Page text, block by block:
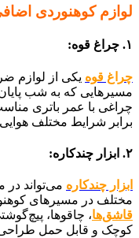
لوازم کوهنوردی
۱. چراغ قوه:
چراغ قوه یکی از لوازم
مسیرهایی که به شب پایان
چراغی با عمر باتری
برابر شرایط مختلف
۲. ابزار چندکاره:
ابزار چندکاره می‌تواند در
مختلف در مسیرهای
قاشق‌ها، چاقوها،
کوچک و قابل حمل طراحی